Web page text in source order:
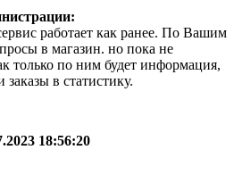
работает как ранее. По Вашим
в магазин. но пока не
только по ним будет информация,
заказы в статистику.
18:56:20